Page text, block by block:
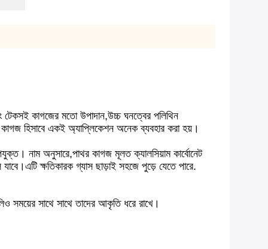
কাগজের মতো উপাদান,উচ্চ ঘনত্বের পলিথিন
হিসাবে একই অ্যাপ্লিকেশন অনেক ব্যবহার করা হয়।
নাম অনুসারে,পাথর কাগজ মূলত ক্যালসিয়াম কার্বোনেট
ক্ষতিকারক গ্যাস ছাড়াই সহজে পুড়ে যেতে পারে.
সময়ের সাথে সাথে তাদের আকৃতি ধরে রাখে।